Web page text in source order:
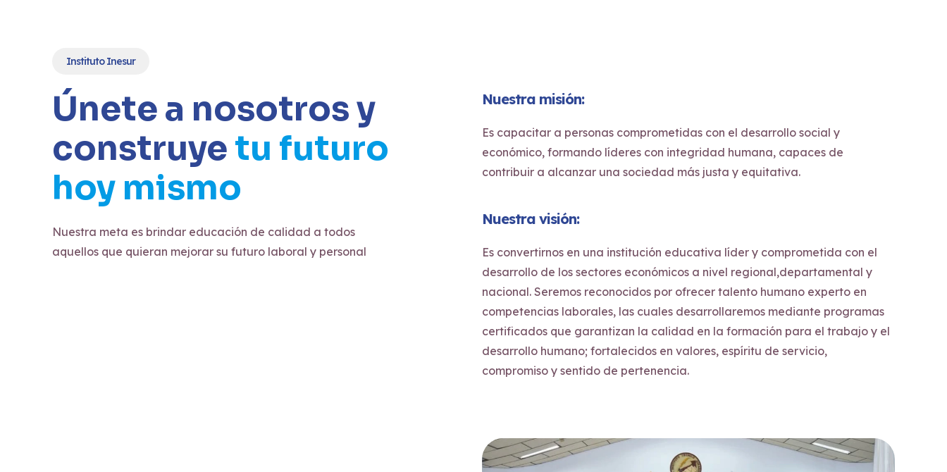
Instituto Inesur
Únete a nosotros y
construyetu futuro
hoy mismo
Nuestra meta es brindar educación de calidad a todos
aquellos que quieran mejorar su futuro laboral y personal
Nuestra misión:
Es capacitar a personas comprometidas con el desarrollo social y
económico, formando líderes con integridad humana, capaces de
contribuir a alcanzar una sociedad más justa y equitativa.
Nuestra visión:
Es convertirnos en una institución educativa líder y comprometida con el
desarrollo de los sectores económicos a nivel regional,departamental y
nacional. Seremos reconocidos por ofrecer talento humano experto en
competencias laborales, las cuales desarrollaremos mediante programas
certificados que garantizan la calidad en la formación para el trabajo y el
desarrollo humano; fortalecidos en valores, espíritu de servicio,
compromiso y sentido de pertenencia.